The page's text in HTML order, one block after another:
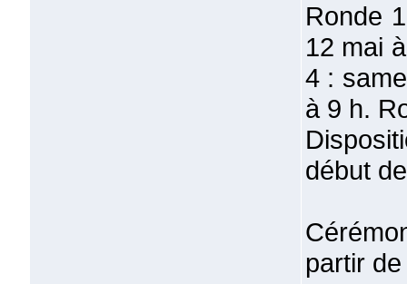
Ronde
12 mai
4 :
à 9 h.
début
partir